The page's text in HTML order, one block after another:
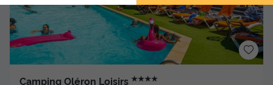
Camping Oléron Loisirs ★★★★